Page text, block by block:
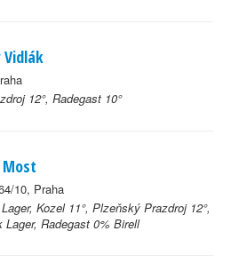
Vidlák
12°, Radegast 10°
Most
10, Praha
Kozel 11°, Plzeňský Prazdroj 12°,
Lager, Radegast 0% Birell